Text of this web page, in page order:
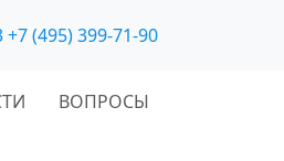
+7 (495) 399-71-90
ВОПРОСЫ